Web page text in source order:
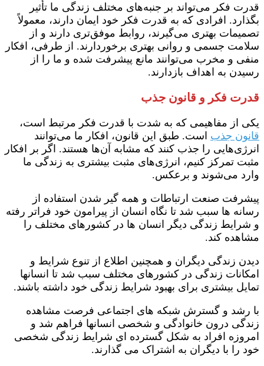
قدرت فکر می‌تواند بر جنبه‌های مختلف زندگی ما تأثیر
بگذارد. افرادی که به قدرت فکر خود ایمان دارند، معمولاً
تصمیمات بهتری می‌گیرند، روابط موفق‌تری دارند و از
سلامت جسمی و روانی بهتری برخوردارند. از طرفی، افکار
منفی و مخرب می‌توانند مانع پیشرفت شده و ما را از
رسیدن به اهداف بازدارند.
قدرت فکر و قانون جذب
یکی از مفاهیمی که به شدت با قدرت فکر مرتبط است،
قانون جذب است. طبق این قانون، افکار ما می‌توانند
انرژی‌هایی را جذب کنند که مشابه آن‌ها هستند. اگر بر افکار
مثبت تمرکز کنیم، انرژی‌های مثبت بیشتری به زندگی ما
وارد می‌شوند و برعکس.
پیشرفت صنعت ارتباطات و همه گیر شدن استفاده از
رسانه ها سبب شد تا نگاه انسان از پیرامون خود فراتر رفته
و شرایط زندگی دیگر انسان ها در کشورهای مختلف را
مشاهده کند.
دیدن زندگی دیگران و همچنین اطلاع از تنوع شرایط و
امکانات زندگی در کشورهای مختلف سبب شد تا انسانها
تمایل بیشتری برای بهبود شرایط زندگی خود داشته باشند.
با رشد و گسترش شبکه های اجتماعی فرصت مشاهده
زندگی درون خانوادگی و شخصی انسانها فراهم شد و
امروزه افراد به شکل گسترده ای شرایط زندگی شخصی
خود را با دیگران به اشتراک می گذارند.